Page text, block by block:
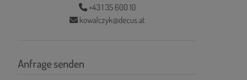
+43 1 35 600 10
kowalczyk@decus.at
Anfrage senden